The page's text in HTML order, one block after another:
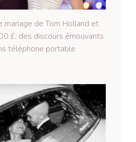
mariage de Tom Holland et
£, des discours émouvants
téléphone portable